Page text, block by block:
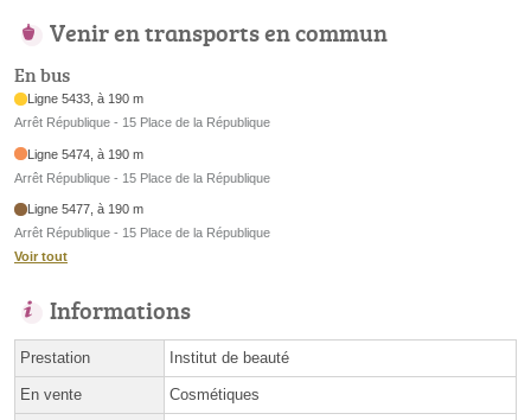
Venir en transports en commun
En bus
Ligne 5433, à 190 m
Arrêt République - 15 Place de la République
Ligne 5474, à 190 m
Arrêt République - 15 Place de la République
Ligne 5477, à 190 m
Arrêt République - 15 Place de la République
Voir tout
Informations
Prestation Institut de beauté
En vente Cosmétiques